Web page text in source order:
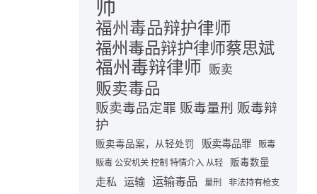
师
福州毒品辩护律师
福州毒品辩护律师蔡思斌
福州毒辩律师 贩卖
贩卖毒品
贩卖毒品定罪 贩毒量刑 贩毒辩
护
贩卖毒品案，从轻处罚 贩卖毒品罪
贩毒
贩毒 公安机关 控制 特情介入 从轻
贩毒数量
走私 运输 运输毒品 量刑 非法持有枪支